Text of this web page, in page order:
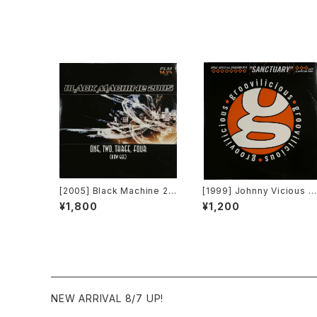
[2005] Black Machine 20
05 – One, Two, Three, F
our (How Gee) [PLM Rec
¥1,800
[1999] Johnny Vicious F
eat. Dangerous Dave – S
anctuary [Groovilicious]
¥1,200
NEW ARRIVAL 8/7 UP!